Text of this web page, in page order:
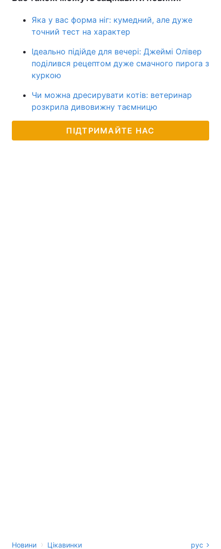
Яка у вас форма ніг: кумедний, але дуже
точний тест на характер
Ідеально підійде для вечері: Джеймі Олівер
поділився рецептом дуже смачного пирога з
куркою
Чи можна дресирувати котів: ветеринар
розкрила дивовижну таємницю
ПІДТРИМАЙТЕ НАС
Новини › Цікавинки рус